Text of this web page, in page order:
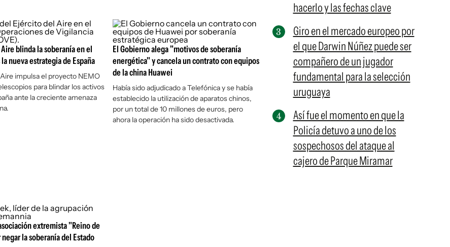
blinda la soberanía en el
nueva estrategia de España
impulsa el proyecto NEMO
para blindar los activos
ante la creciente amenaza
El Gobierno alega "motivos de soberanía
energética" y cancela un contrato con equipos
de la china Huawei
Había sido adjudicado a Telefónica y se había
establecido la utilización de aparatos chinos,
por un total de 10 millones de euros, pero
ahora la operación ha sido desactivada.
extremista "Reino de
la soberanía del Estado
hacerlo y las fechas clave
Giro en el mercado europeo por
el que Darwin Núñez puede ser
compañero de un jugador
fundamental para la selección
uruguaya
Así fue el momento en que la
Policía detuvo a uno de los
sospechosos del ataque al
cajero de Parque Miramar